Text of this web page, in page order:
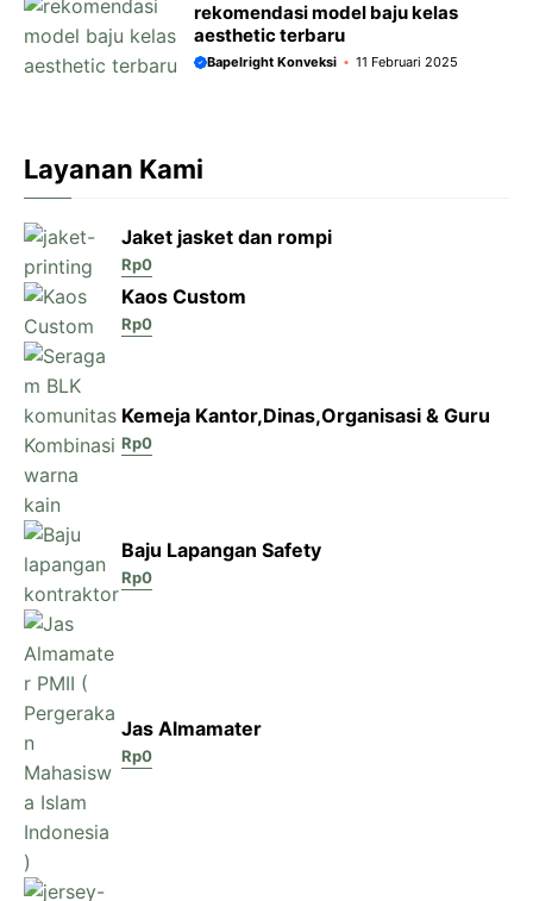
rekomendasi model baju kelas
aesthetic terbaru
Bapelright Konveksi 11 Februari 2025
Layanan Kami
Jaket jasket dan rompi
Rp0
Kaos Custom
Rp0
Kemeja Kantor,Dinas,Organisasi & Guru
Rp0
Baju Lapangan Safety
Rp0
Jas Almamater
Rp0